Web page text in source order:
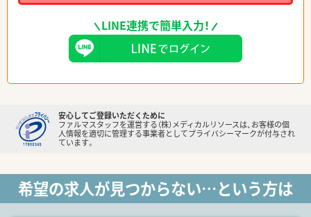
LINE連携で簡単入力！
安心してご登録いただくために
ファルマスタッフを運営する（株）メディカルリソースは、お客様の個
人情報を適切に管理する事業者としてプライバシーマークが付与され
ています。
希望の求人が見つからない…という方は